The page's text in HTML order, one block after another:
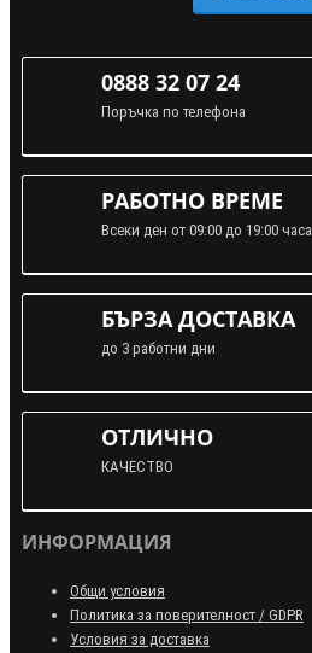
0888 32 07 24
Поръчка по телефона
РАБОТНО ВРЕМЕ
Всеки ден от 09:00 до 19:00 часа
БЪРЗА ДОСТАВКА
до 3 работни дни
ОТЛИЧНО
КАЧЕСТВО
ИНФОРМАЦИЯ
Общи условия
Политика за поверителност / GDPR
Условия за доставка